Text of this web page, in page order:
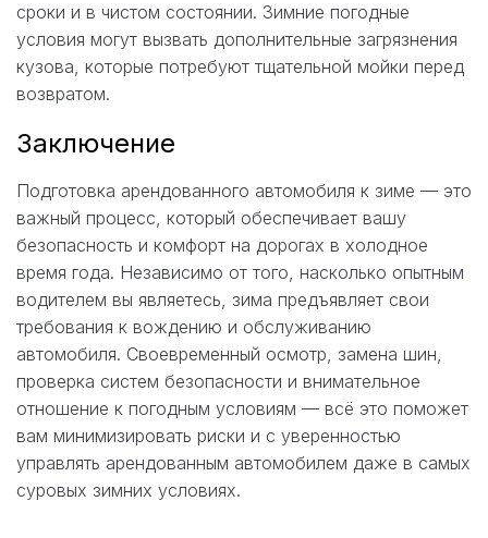
сроки и в чистом состоянии. Зимние погодные
условия могут вызвать дополнительные загрязнения
кузова, которые потребуют тщательной мойки перед
возвратом.
Заключение
Подготовка арендованного автомобиля к зиме — это
важный процесс, который обеспечивает вашу
безопасность и комфорт на дорогах в холодное
время года. Независимо от того, насколько опытным
водителем вы являетесь, зима предъявляет свои
требования к вождению и обслуживанию
автомобиля. Своевременный осмотр, замена шин,
проверка систем безопасности и внимательное
отношение к погодным условиям — всё это поможет
вам минимизировать риски и с уверенностью
управлять арендованным автомобилем даже в самых
суровых зимних условиях.